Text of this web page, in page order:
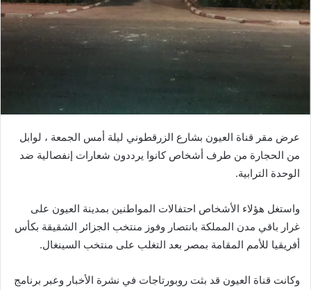
عرض مقر قناة العيون بشارع الزرقطوني ليلة أمس الجمعة ، لوابل
من الحجارة من طرف أشخاص كانوا يرددون شعارات إنفصالية ضد
الوحدة الترابية.
واستغل هؤلاء الأشخاص احتفالات المواطنين بمدينة العيون على
غرار باقي مدن المملكة بانتصار وفوز منتخب الجزائر الشقيقة بكأس
أفريقيا للأمم المقامة بمصر بعد التغلب على منتخب السينغال.
وكانت قناة العيون قد بثت روبورتاجات في نشرة الأخبار وعبر برنامج